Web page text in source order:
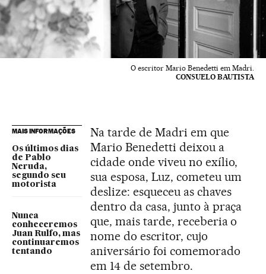
O escritor Mario Benedetti em Madri.
CONSUELO BAUTISTA
MAIS INFORMAÇÕES
Os últimos dias
de Pablo
Neruda,
segundo seu
motorista
Nunca
conheceremos
Juan Rulfo, mas
continuaremos
tentando
Na tarde de Madri em que
Mario Benedetti deixou a
cidade onde viveu no exílio,
sua esposa, Luz, cometeu um
deslize: esqueceu as chaves
dentro da casa, junto à praça
que, mais tarde, receberia o
nome do escritor, cujo
aniversário foi comemorado
em 14 de setembro.